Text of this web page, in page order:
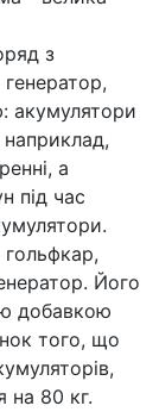
з
акумулятори
наприклад,
а
під час
Його
добавкою
того, що
на 80 кг.